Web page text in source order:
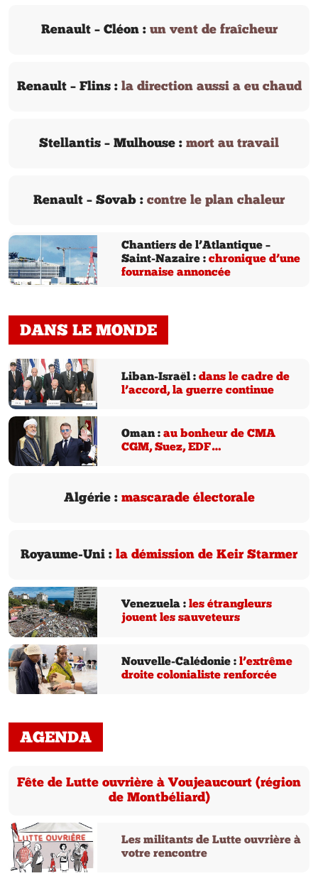
Renault – Cléon : un vent de fraîcheur
Renault – Flins : la direction aussi a eu chaud
Stellantis – Mulhouse : mort au travail
Renault – Sovab : contre le plan chaleur
Chantiers de l’Atlantique –
Saint-Nazaire : chronique d’une
fournaise annoncée
DANS LE MONDE
Liban-Israël : dans le cadre de
l’accord, la guerre continue
Oman : au bonheur de CMA
CGM, Suez, EDF…
Algérie : mascarade électorale
Royaume-Uni : la démission de Keir Starmer
Venezuela : les étrangleurs
jouent les sauveteurs
Nouvelle-Calédonie : l’extrême
droite colonialiste renforcée
AGENDA
Fête de Lutte ouvrière à Voujeaucourt (région
de Montbéliard)
Les militants de Lutte ouvrière à
votre rencontre